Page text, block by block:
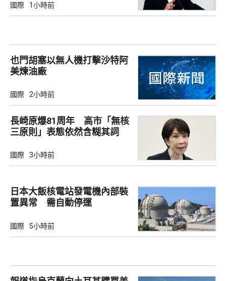
國際 1小時前
也門胡塞以無人機打擊沙特阿
美煉油廠
國際 2小時前
長崎原爆81周年 高市「無核
三原則」表態依然含糊其詞
國際 3小時前
日本大飯核電站發電機內部裝
置異常 需自動停運
國際 5小時前